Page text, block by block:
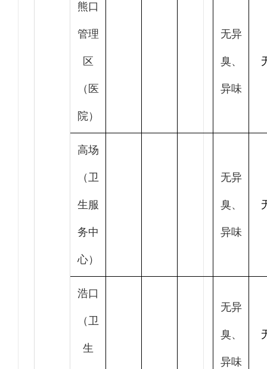
熊口
管理
区
（医
院）
无异
臭、
异味
高场
（卫
生服
务中
心）
无异
臭、
异味
浩口
（卫
生
无异
臭、
异味